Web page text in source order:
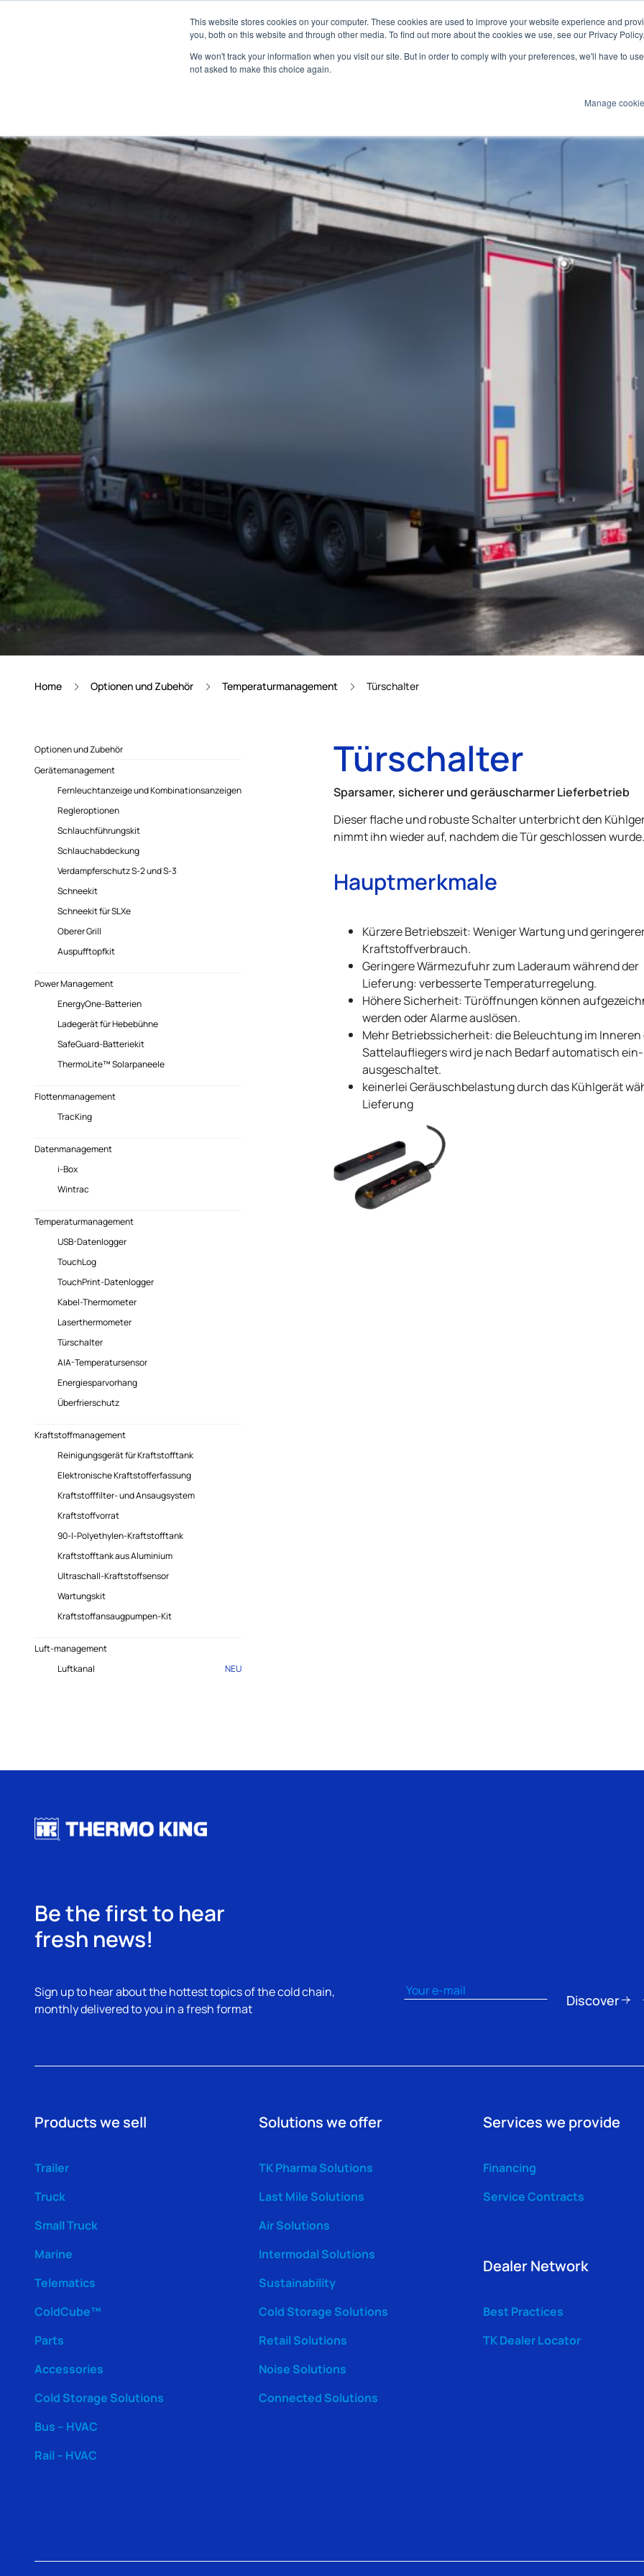
This website stores cookies on your computer. These cookies are used to improve your website experience and
you, both on this website and through other media. To find out more about the cookies we use, see our Privacy Policy.
We won't track your information when you visit our site. But in order to comply with your preferences, we'll have to
not asked to make this choice again.
Manage
Medienzentrum Marine
ProdukteTechnologienServices
Home Optionen und Zubehör Temperaturmanagement Türschalter
Optionen und Zubehör
Gerätemanagement
Fernleuchtanzeige und Kombinationsanzeigen
Regleroptionen
Schlauchführungskit
Schlauchabdeckung
Verdampferschutz S-2 und S-3
Schneekit
Schneekit für SLXe
Oberer Grill
Auspufftopfkit
Power Management
EnergyOne-Batterien
Ladegerät für Hebebühne
SafeGuard-Batteriekit
ThermoLite™ Solarpaneele
Flottenmanagement
TracKing
Datenmanagement
i-Box
Wintrac
Temperaturmanagement
USB-Datenlogger
TouchLog
TouchPrint-Datenlogger
Kabel-Thermometer
Laserthermometer
Türschalter
AIA-Temperatursensor
Energiesparvorhang
Überfrierschutz
Kraftstoffmanagement
Reinigungsgerät für Kraftstofftank
Elektronische Kraftstofferfassung
Kraftstofffilter- und Ansaugsystem
Kraftstoffvorrat
90-l-Polyethylen-Kraftstofftank
Kraftstofftank aus Aluminium
Ultraschall-Kraftstoffsensor
Wartungskit
Kraftstoffansaugpumpen-Kit
Luft-management
Luftkanal
NEU
Türschalter
Sparsamer, sicherer und geräuscharmer Lieferbetrieb
Dieser flache und robuste Schalter unterbricht den
nimmt ihn wieder auf, nachdem die Tür geschlossen wurde.
Hauptmerkmale
Kürzere Betriebszeit: Weniger Wartung und
Kraftstoffverbrauch.
Geringere Wärmezufuhr zum Laderaum während der
Lieferung: verbesserte Temperaturregelung.
Höhere Sicherheit: Türöffnungen können
werden oder Alarme auslösen.
Mehr Betriebssicherheit: die Beleuchtung im Inneren
Sattelaufliegers wird je nach Bedarf automatisch ein-
ausgeschaltet.
keinerlei Geräuschbelastung durch das Kühlgerät
Lieferung
Be the first to hear
fresh news!
Sign up to hear about the hottest topics of the cold chain,
monthly delivered to you in a fresh format
Email(erforderlich)
Discover
Products we sell
Trailer
Truck
Small Truck
Marine
Telematics
ColdCube™
Parts
Accessories
Cold Storage Solutions
Bus – HVAC
Rail – HVAC
Solutions we offer
TK Pharma Solutions
Last Mile Solutions
Air Solutions
Intermodal Solutions
Sustainability
Cold Storage Solutions
Retail Solutions
Noise Solutions
Connected Solutions
Services we provide
Financing
Service Contracts
Dealer Network
Best Practices
TK Dealer Locator